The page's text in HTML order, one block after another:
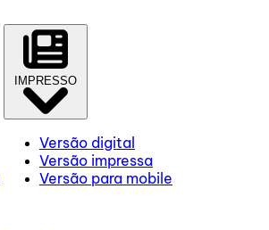
IMPRESSO
Versão digital
Versão impressa
Versão para mobile